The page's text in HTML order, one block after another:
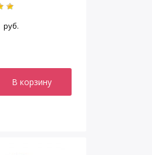
руб.
В корзину